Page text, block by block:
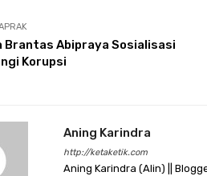
Brantas Abipraya Sosialisasi
Korupsi
Aning Karindra
http://ketaketik.com
Aning Karindra (Alin) ||